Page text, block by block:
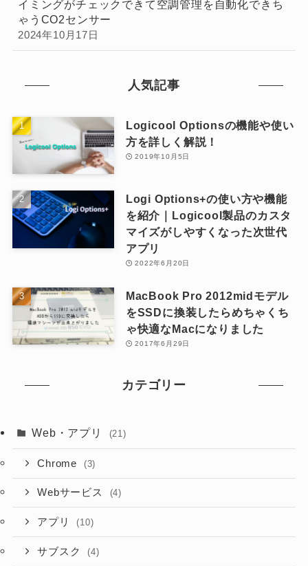
イミングがチェックできて空調管理を自動化できち
ゃうCO2センサー
2024年10月17日
人気記事
Logicool Optionsの機能や使い
方を詳しく解説！
2019年10月5日
Logi Options+の使い方や機能
を紹介｜Logicool製品のカスタ
マイズがしやすくなった次世代
アプリ
2022年6月20日
MacBook Pro 2012midモデル
をSSDに換装したらめちゃくち
ゃ快適なMacになりました
2017年6月29日
カテゴリー
Web・アプリ (21)
Chrome (3)
Webサービス (4)
アプリ (10)
サブスク (4)